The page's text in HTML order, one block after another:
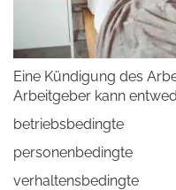
Eine Kündigung des
Arbeitgeber kann
betriebsbedingte
personenbedingte
verhaltensbedingte